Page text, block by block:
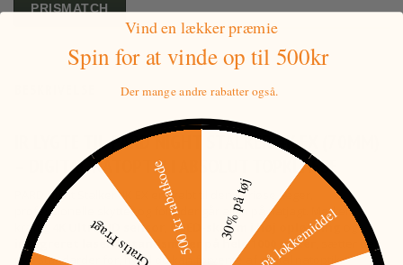
PRISMATCH
IR LYGTE TIL PARD NIGHT STALKER 4K EX (70MM)
– DIGITAL NATOPTIK I ABSOLUT TOPKLASSE
PARD Night Stalker 4K EX er skabt til den seriøse jæger,
professionelle skytter og folk, der går all-in på natjagt. Med en
kraftig
4K Ultra HD sensor OLED-skærm i høj opløsning
og
integreret laserafstandsmåler på hele 1000 meter
, sætter den
nye standarder for, hvad du kan forvente af digital natoptik.
Vind en lækker præmie
Spin for at vindeop til 500kr
Der mange andre rabatter også.
30% på tøj
15% på lokkemiddel
Gratis Fragt500 kr rabatkode